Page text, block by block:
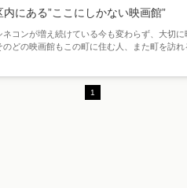
内にある”ここにしかない映画館”
ネコンが増え続けている今も変わらず、大切
のどの映画館もこの町に住む人、また町を訪
1